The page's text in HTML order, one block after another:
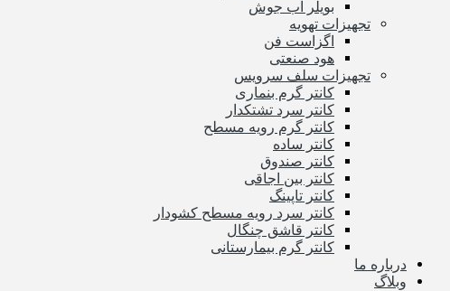
بویلر آب جوش
تجهیزات تهویه
اگزاست فن
هود صنعتی
تجهیزات سلف سرویس
کانتر گرم بنماری
کانتر سرد تشتکدار
کانتر گرم رویه مسطح
کانتر ساده
کانتر صندوق
کانتر بین اجاقی
کانتر تاپینگ
کانتر سرد رویه مسطح کشودار
کانتر قاشق چنگال
کانتر گرم بیمارستانی
درباره ما
وبلاگ